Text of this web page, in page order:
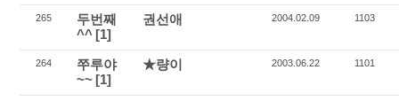
265
두번째
^^ [1]
권선애 2004.02.09 1103
264
쭈루야
~~ [1]
★량이 2003.06.22 1101